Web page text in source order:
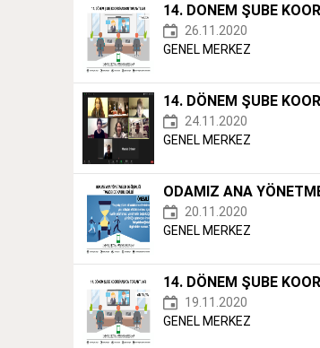
14. DONEM ŞUBE
26.11.2020
GENEL MERKEZ
14. DÖNEM ŞUBE
24.11.2020
GENEL MERKEZ
ODAMIZ ANA
20.11.2020
GENEL MERKEZ
14. DÖNEM ŞUBE
19.11.2020
GENEL MERKEZ